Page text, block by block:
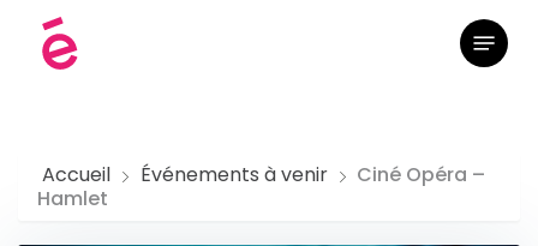
Menu
Accueil Événements à venir
Ciné Opéra –
Hamlet